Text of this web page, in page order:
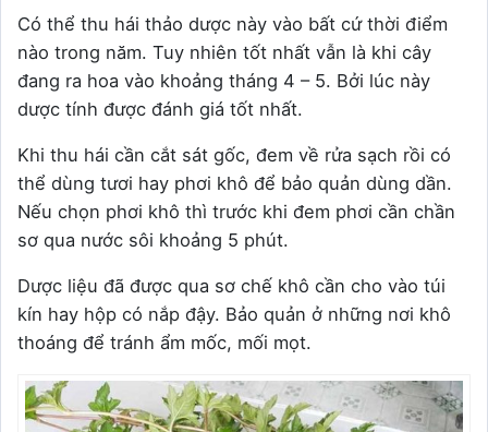
Có thể thu hái thảo dược này vào bất cứ thời điểm
nào trong năm. Tuy nhiên tốt nhất vẫn là khi cây
đang ra hoa vào khoảng tháng 4 – 5. Bởi lúc này
dược tính được đánh giá tốt nhất.
Khi thu hái cần cắt sát gốc, đem về rửa sạch rồi có
thể dùng tươi hay phơi khô để bảo quản dùng dần.
Nếu chọn phơi khô thì trước khi đem phơi cần chần
sơ qua nước sôi khoảng 5 phút.
Dược liệu đã được qua sơ chế khô cần cho vào túi
kín hay hộp có nắp đậy. Bảo quản ở những nơi khô
thoáng để tránh ẩm mốc, mối mọt.